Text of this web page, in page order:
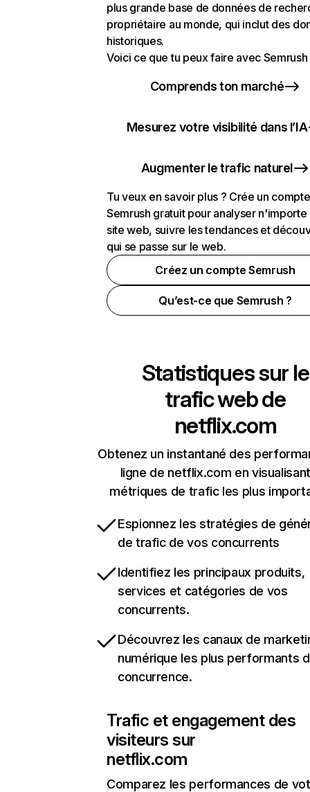
plus grande base de données de
propriétaire au monde, qui inclut des
historiques.
Voici ce que tu peux faire avec Semrush
Comprends ton marché
Mesurez votre visibilité dans l’IA
Augmenter le trafic naturel
Tu veux en savoir plus ? Crée un compte
Semrush gratuit pour analyser n'importe
site web, suivre les tendances et
qui se passe sur le web.
Créez un compte Semrush
Qu’est-ce que Semrush ?
Statistiques sur le
trafic web de
netflix.com
Obtenez un instantané des
ligne de netflix.com en
métriques de trafic les plus
Espionnez les stratégies de
de trafic de vos concurrents
Identifiez les principaux produits,
services et catégories de vos
concurrents.
Découvrez les canaux de
numérique les plus performants
concurrence.
Trafic et engagement des
visiteurs sur
netflix.com
Comparez les performances de